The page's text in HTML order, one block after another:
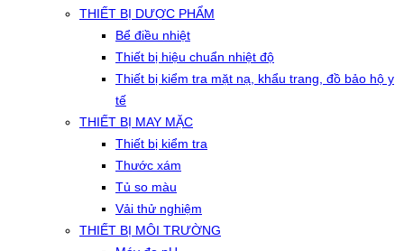
THIẾT BỊ DƯỢC PHẨM
Bể điều nhiệt
Thiết bị hiệu chuẩn nhiệt độ
Thiết bị kiểm tra mặt nạ, khẩu trang, đồ bảo hộ y
tế
THIẾT BỊ MAY MẶC
Thiết bị kiểm tra
Thước xám
Tủ so màu
Vải thử nghiệm
THIẾT BỊ MÔI TRƯỜNG